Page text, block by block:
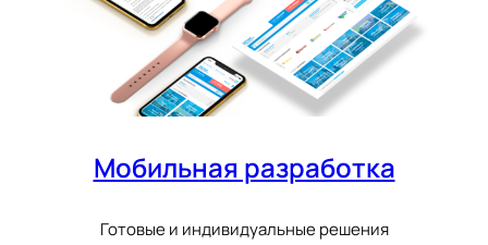
Мобильная разработка
Готовые и индивидуальные решения